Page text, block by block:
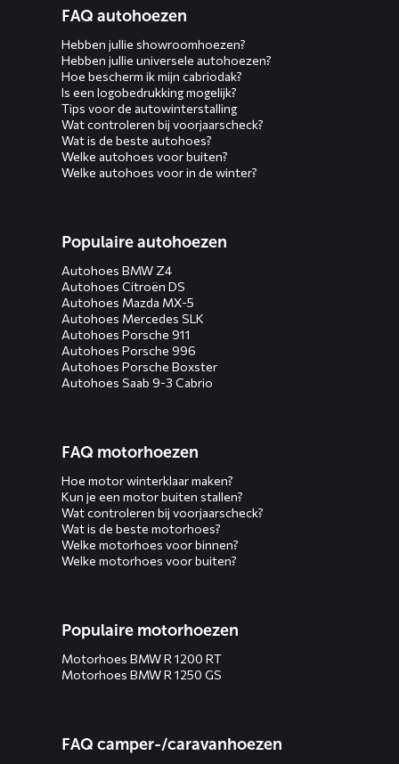
menusFAQ autohoezen
Hebben jullie showroomhoezen?
Hebben jullie universele autohoezen?
Hoe bescherm ik mijn cabriodak?
Is een logobedrukking mogelijk?
Tips voor de autowinterstalling
Wat controleren bij voorjaarscheck?
Wat is de beste autohoes?
Welke autohoes voor buiten?
Welke autohoes voor in de winter?
Populaire autohoezen
Autohoes BMW Z4
Autohoes Citroën DS
Autohoes Mazda MX-5
Autohoes Mercedes SLK
Autohoes Porsche 911
Autohoes Porsche 996
Autohoes Porsche Boxster
Autohoes Saab 9-3 Cabrio
FAQ motorhoezen
Hoe motor winterklaar maken?
Kun je een motor buiten stallen?
Wat controleren bij voorjaarscheck?
Wat is de beste motorhoes?
Welke motorhoes voor binnen?
Welke motorhoes voor buiten?
Populaire motorhoezen
Motorhoes BMW R 1200 RT
Motorhoes BMW R 1250 GS
FAQ camper-/caravanhoezen